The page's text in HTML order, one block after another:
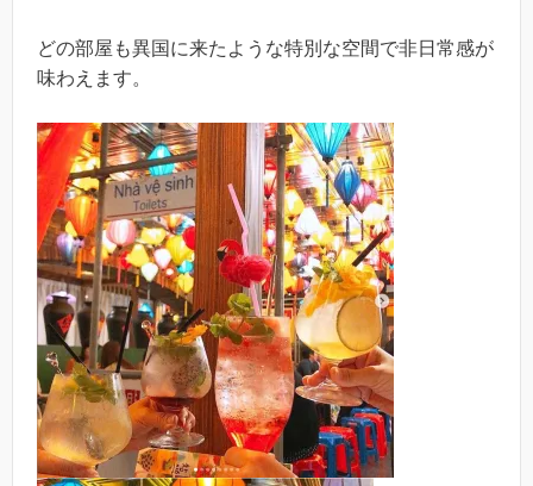
どの部屋も異国に来たような特別な空間で非日常感が
味わえます。